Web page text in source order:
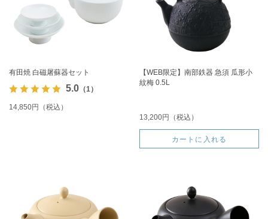
有田焼 白磁屠蘇器セット
5.0（1）
14,850円（税込）
【WEB限定】南部鉄器 急須 瓜形小
紋梅 0.5L
13,200円（税込）
カートに入れる